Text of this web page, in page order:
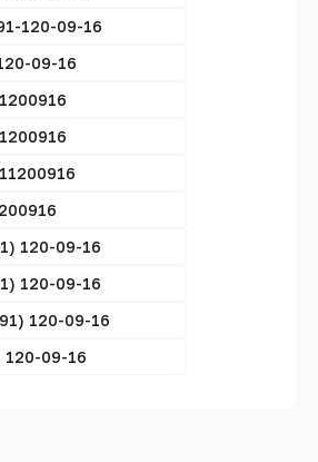
120-09-16
09-16
120-09-16
120-09-16
120-09-16
120-09-16